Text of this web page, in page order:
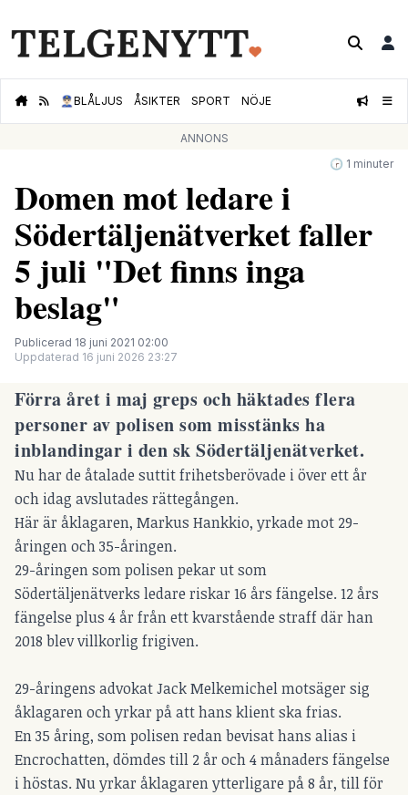
👮🏻‍♂️BLÅLJUS ÅSIKTER SPORT NÖJE
ANNONS
🕝 1 minuter
Domen mot ledare i
Södertäljenätverket faller
5 juli "Det finns inga
beslag"
Publicerad 18 juni 2021 02:00
Uppdaterad 16 juni 2026 23:27
Förra året i maj greps och häktades flera
personer av polisen som misstänks ha
inblandingar i den sk Södertäljenätverket.
Nu har de åtalade suttit frihetsberövade i över ett år
och idag avslutades rättegången.
Här är åklagaren, Markus Hankkio, yrkade mot 29-
åringen och 35-åringen.
29-åringen som polisen pekar ut som
Södertäljenätverks ledare riskar 16 års fängelse. 12 års
fängelse plus 4 år från ett kvarstående straff där han
2018 blev villkorlig frigiven.
29-åringens advokat Jack Melkemichel motsäger sig
åklagaren och yrkar på att hans klient ska frias.
En 35 åring, som polisen redan bevisat hans alias i
Encrochatten, dömdes till 2 år och 4 månaders fängelse
i höstas. Nu yrkar åklagaren ytterligare på 8 år, till för